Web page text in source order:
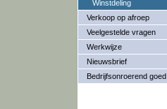
Winstdeling
Verkoop op afroep
Veelgestelde vragen
Werkwijze
Nieuwsbrief
Bedrijfsonroerend goed